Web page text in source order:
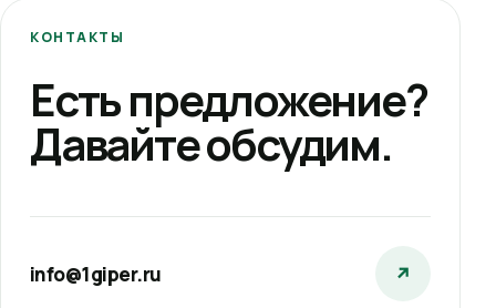
КОНТАКТЫ
Есть предложение?
Давайте обсудим.
info@1giper.ru ↗